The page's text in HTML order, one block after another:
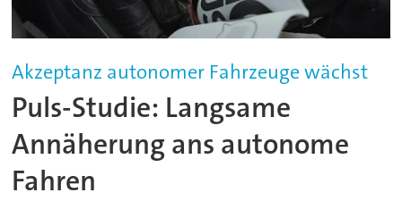
Akzeptanz autonomer Fahrzeuge wächst
Puls-Studie: Langsame
Annäherung ans autonome
Fahren